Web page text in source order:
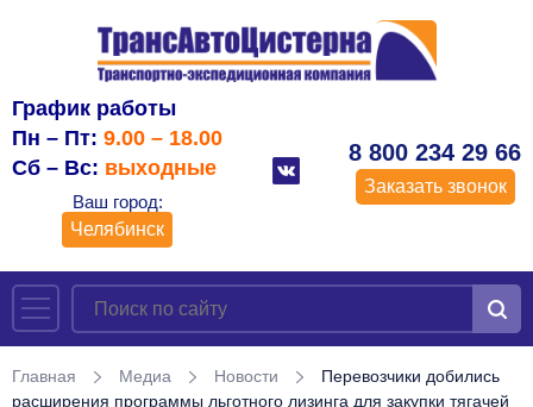
График работы
Пн – Пт: 9.00 – 18.00
Сб – Вс: выходные
Ваш город:
Челябинск
8 800 234 29 66
Заказать звонок
Главная Медиа Новости
Перевозчики добились
расширения программы льготного лизинга для закупки тягачей